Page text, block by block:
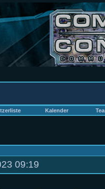
Kalender
09:19